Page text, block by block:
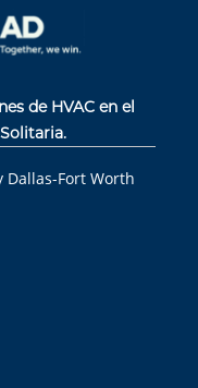
de HVAC en el
Dallas-Fort Worth